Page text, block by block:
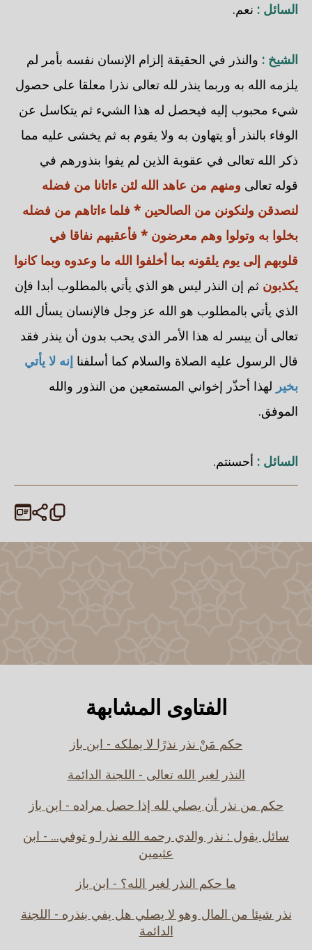
السائل : نعم.
الشيخ : والنذر في الحقيقة إلزام الإنسان نفسه بأمر لم
يلزمه الله به وربما ينذر لله تعالى نذرا معلقا على حصول
شيء محبوب إليه فيحصل له هذا الشيء ثم يتكاسل عن
الوفاء بالنذر أو يتهاون به ولا يقوم به ثم يخشى عليه مما
ذكر الله تعالى في عقوبة الذين لم يفوا بنذورهم في
قوله تعالى ومنهم من عاهد الله لئن ءاتانا من فضله
لنصدقن ولنكونن من الصالحين * فلما ءاتاهم من فضله
بخلوا به وتولوا وهم معرضون * فأعقبهم نفاقا في
قلوبهم إلى يوم يلقونه بما أخلفوا الله ما وعدوه وبما كانوا
يكذبون ثم إن النذر ليس هو الذي يأتي بالمطلوب أبدا فإن
الذي يأتي بالمطلوب هو الله عز وجل فالإنسان يسأل الله
تعالى أن ييسر له هذا الأمر الذي يحب بدون أن ينذر فقد
قال الرسول عليه الصلاة والسلام كما أسلفنا إنه لا يأتي
بخير لهذا أحذّر إخواني المستمعين من النذور والله
الموفق.
السائل : أحسنتم.
الفتاوى المشابهة
حكم مَنْ نذر نذرًا لا يملكه - ابن باز
النذر لغير الله تعالى - اللجنة الدائمة
حكم من نذر أن يصلي لله إذا حصل مراده - ابن باز
سائل يقول : نذر والدي رحمه الله نذرا و توفي... - ابن
عثيمين
ما حكم النذر لغير الله؟ - ابن باز
نذر شيئا من المال وهو لا يصلي هل يفي بنذره - اللجنة
الدائمة